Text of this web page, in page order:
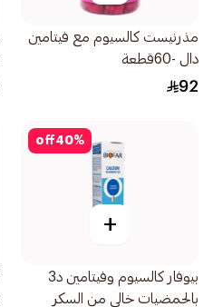
مذرنيست كالسيوم مع فيتامين
دال -60قطعة
92
40%
off
+
بيوفار كالسيوم وفيتامين د3
بالحمضيات خالي من السكر